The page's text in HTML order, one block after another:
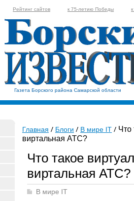
Рейтинг сайтов к 75-летию Победы
Газета Борского района Самарской области
Главная Блоги В мире IT
Что
виртальная АТС?
Что такое
виртальная АТС?
В мире IT